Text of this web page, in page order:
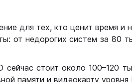
для тех, кто ценит время и
от недорогих систем за 80
стоит около 100–120
памяти и видеокарту уровня